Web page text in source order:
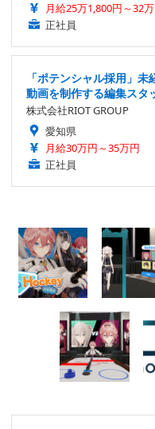
月給25万1,800円～32
正社員
「ポテンシャル採用」
動画を制作する編集スタ
株式会社RIOT GROUP
愛知県
月給30万円～35万円
正社員